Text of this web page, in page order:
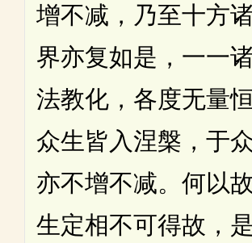
增不减，乃至十方
界亦复如是，一一
法教化，各度无量
众生皆入涅槃，于
亦不增不减。何以
生定相不可得故，